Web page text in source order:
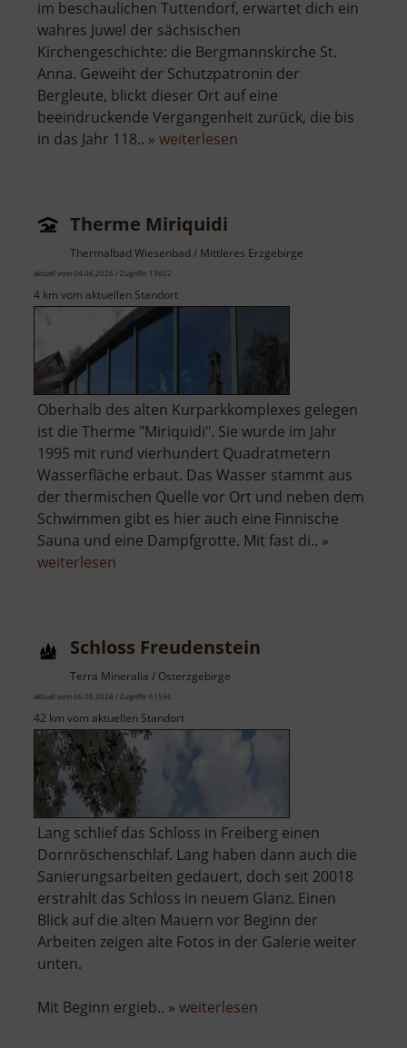
im beschaulichen Tuttendorf, erwartet dich ein
wahres Juwel der sächsischen
Kirchengeschichte: die Bergmannskirche St.
Anna. Geweiht der Schutzpatronin der
Bergleute, blickt dieser Ort auf eine
beeindruckende Vergangenheit zurück, die bis
in das Jahr 118.. » weiterlesen
Therme Miriquidi
Thermalbad Wiesenbad / Mittleres Erzgebirge
aktuell vom 04.06.2026 / Zugriffe: 13602
4 km vom aktuellen Standort
Oberhalb des alten Kurparkkomplexes gelegen
ist die Therme "Miriquidi". Sie wurde im Jahr
1995 mit rund vierhundert Quadratmetern
Wasserfläche erbaut. Das Wasser stammt aus
der thermischen Quelle vor Ort und neben dem
Schwimmen gibt es hier auch eine Finnische
Sauna und eine Dampfgrotte. Mit fast di.. »
weiterlesen
Schloss Freudenstein
Terra Mineralia / Osterzgebirge
aktuell vom 06.06.2026 / Zugriffe: 61596
42 km vom aktuellen Standort
Lang schlief das Schloss in Freiberg einen
Dornröschenschlaf. Lang haben dann auch die
Sanierungsarbeiten gedauert, doch seit 20018
erstrahlt das Schloss in neuem Glanz. Einen
Blick auf die alten Mauern vor Beginn der
Arbeiten zeigen alte Fotos in der Galerie weiter
unten.
Mit Beginn ergieb.. » weiterlesen